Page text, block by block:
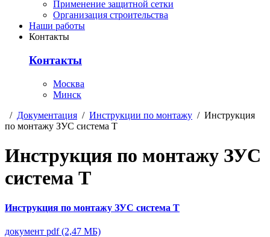
Применение защитной сетки
Организация строительства
Наши работы
Контакты
Контакты
Москва
Минск
/ Документация / Инструкции по монтажу / Инструкция
по монтажу ЗУС система Т
Инструкция по монтажу ЗУС
система Т
Инструкция по монтажу ЗУС система Т
документ pdf (2,47 МБ)